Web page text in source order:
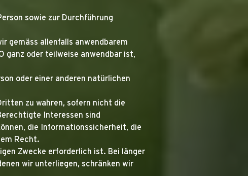
sowie zur Durchführung
gemäss allenfalls anwendbarem
ganz oder teilweise anwendbar ist,
oder einer anderen natürlichen
zu wahren, sofern nicht die
Interessen sind
die Informationssicherheit, die
Recht.
Zwecke erforderlich ist. Bei länger
wir unterliegen, schränken wir